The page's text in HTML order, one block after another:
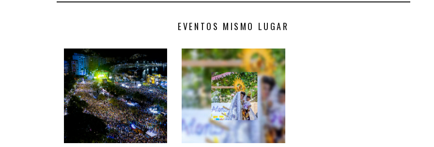
EVENTOS MISMO LUGAR